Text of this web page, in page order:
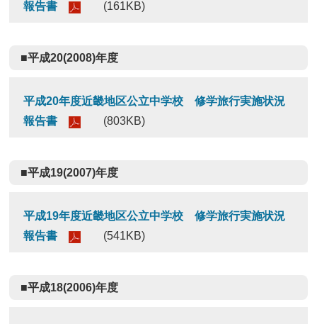
報告書
(161KB)
■平成20(2008)年度
平成20年度近畿地区公立中学校 修学旅行実施状況
報告書
(803KB)
■平成19(2007)年度
平成19年度近畿地区公立中学校 修学旅行実施状況
報告書
(541KB)
■平成18(2006)年度